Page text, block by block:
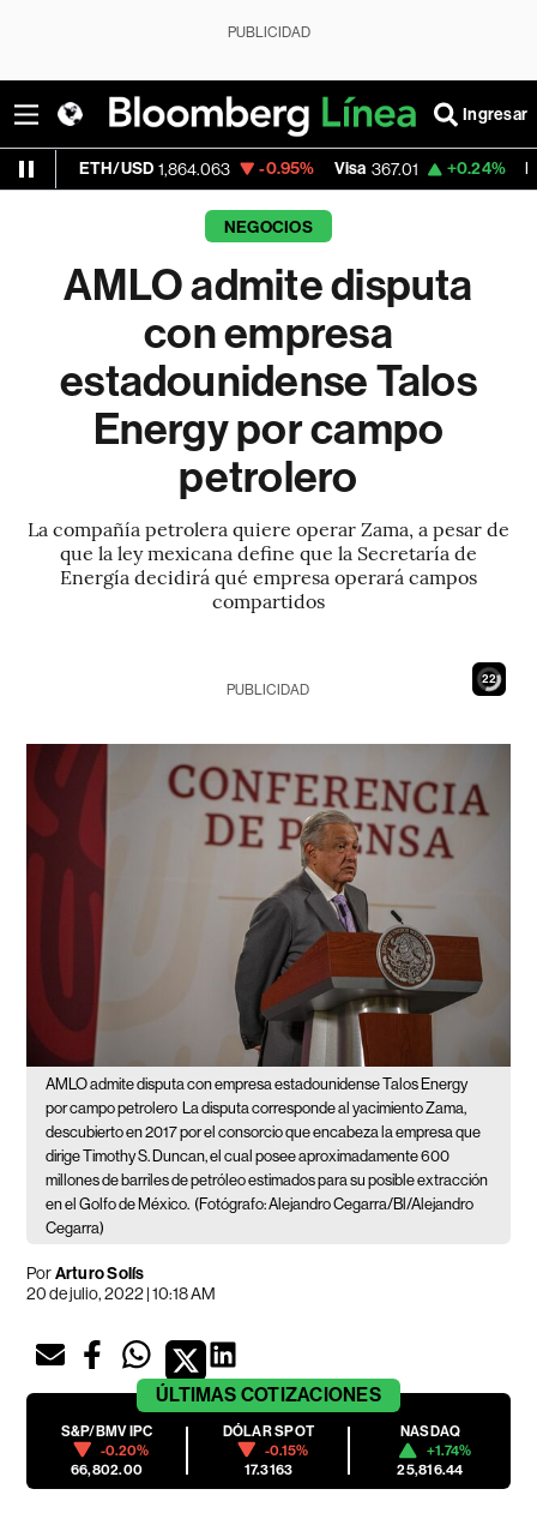
PUBLICIDAD
Ingresar
1,864.063 -0.95% Visa 367.01 +0.24% MercadoLibre
NEGOCIOS
AMLO admite disputa
con empresa
estadounidense Talos
Energy por campo
petrolero
La compañía petrolera quiere operar Zama, a pesar de
que la ley mexicana define que la Secretaría de
Energía decidirá qué empresa operará campos
compartidos
21
PUBLICIDAD
AMLO admite disputa con empresa estadounidense Talos Energy
por campo petrolero
La disputa corresponde al yacimiento Zama,
descubierto en 2017 por el consorcio que encabeza la empresa que
dirige Timothy S. Duncan, el cual posee aproximadamente 600
millones de barriles de petróleo estimados para su posible extracción
en el Golfo de México. (Fotógrafo: Alejandro Cegarra/Bl/Alejandro
Cegarra)
PorArturo Solís
20 de julio, 2022 | 10:18 AM
ÚLTIMAS COTIZACIONES
S&P/BMV IPC
-0.20%
66,802.00
DÓLAR SPOT
-0.15%
17.3163
NASDAQ
+1.74%
25,816.44